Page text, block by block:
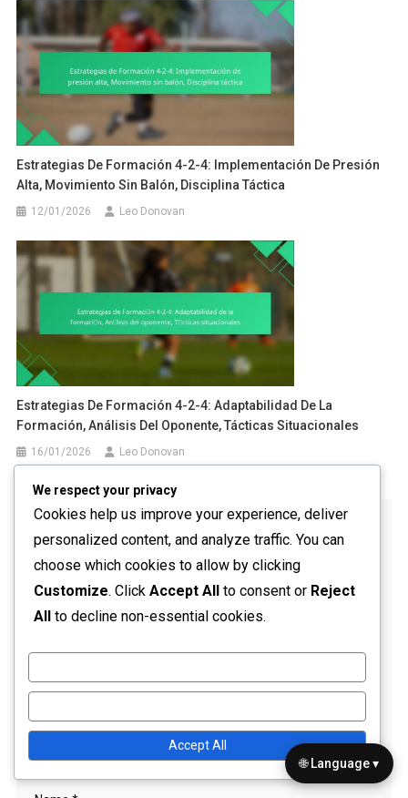
Estrategias De Formación 4-2-4: Implementación De Presión
Alta, Movimiento Sin Balón, Disciplina Táctica
12/01/2026 Leo Donovan
Estrategias De Formación 4-2-4: Adaptabilidad De La
Formación, Análisis Del Oponente, Tácticas Situacionales
16/01/2026 Leo Donovan
Leave a Reply
Your email address will not be published. Required fields
Comment*
We respect your privacy
Cookies help us improve your experience, deliver
personalized content, and analyze traffic. You can
choose which cookies to allow by clicking
Customize. Click Accept All to consent or Reject
All to decline non-essential cookies.
Accept All
🌐 Language ▾